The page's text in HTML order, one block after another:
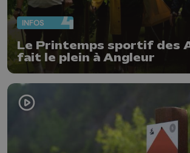
INFOS
Le Printemps sportif des
fait le plein à Angleur